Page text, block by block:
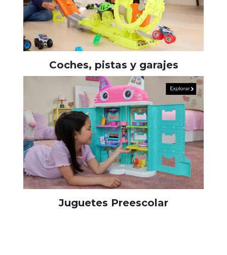
Coches, pistas y garajes
Juguetes Preescolar